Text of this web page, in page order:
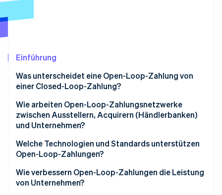
Betrugsprävention
Atlas
Online-Identitätsprüfung
Erfahren Sie, wie Stripe Lösungen für die
Jetzt ansehen
Einführung
Was unterscheidet eine Open-Loop-Zahlung von
einer Closed-Loop-Zahlung?
Wie arbeiten Open-Loop-Zahlungsnetzwerke
zwischen Ausstellern, Acquirern (Händlerbanken)
und Unternehmen?
Aussteller
Acquirer (Händlerbanken)
Netzwerke
Welche Technologien und Standards unterstützen
Open-Loop-Zahlungen?
EMV und Standards für kontaktlose Zahlungen
Wie verbessern Open-Loop-Zahlungen die Leistung
von Unternehmen?